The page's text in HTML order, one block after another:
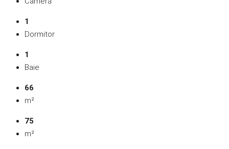
1
Dormitor
1
Baie
66
m²
75
m²